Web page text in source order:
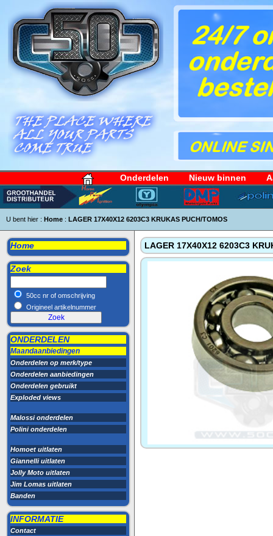
Onderdelen Nieuw binnen
U bent hier : Home : LAGER 17X40X12 6203C3 KRUKAS PUCH/TOMOS
Home
Zoek
50cc nr of omschrijving
Origineel artikelnummer
ONDERDELEN
Maandaanbiedingen
Onderdelen op merk/type
Onderdelen aanbiedingen
Onderdelen gebruikt
Exploded views
Malossi onderdelen
Polini onderdelen
Homoet uitlaten
Giannelli uitlaten
Jolly Moto uitlaten
Jim Lomas uitlaten
Banden
INFORMATIE
Contact
LAGER 17X40X12 6203C3